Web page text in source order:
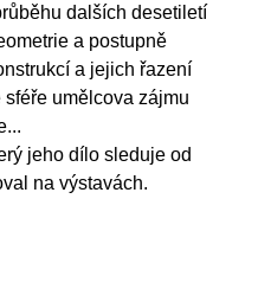
dalších desetiletí
a postupně
a jejich řazení
umělcova zájmu
jeho dílo sleduje od
na výstavách.